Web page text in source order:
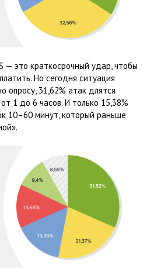
— это краткосрочный удар, чтобы
Но сегодня ситуация
опросу, 31,62% атак длятся
1 до 6 часов. И только 15,38%
10–60 минут, который раньше